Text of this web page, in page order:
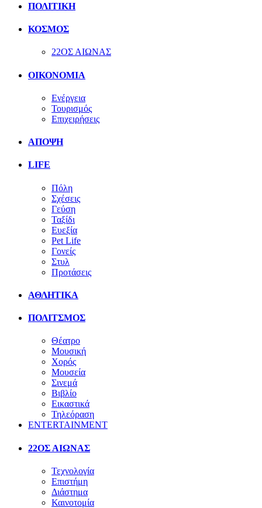
ΠΟΛΙΤΙΚΗ
ΚΟΣΜΟΣ
22ΟΣ ΑΙΩΝΑΣ
ΟΙΚΟΝΟΜΙΑ
Ενέργεια
Τουρισμός
Επιχειρήσεις
ΑΠΟΨΗ
LIFE
Πόλη
Σχέσεις
Γεύση
Ταξίδι
Ευεξία
Pet Life
Γονείς
Στυλ
Προτάσεις
ΑΘΛΗΤΙΚΑ
ΠΟΛΙΤΣΜΟΣ
Θέατρο
Μουσική
Χορός
Μουσεία
Σινεμά
Βιβλίο
Εικαστικά
Τηλεόραση
ENTERTAINMENT
22ΟΣ ΑΙΩΝΑΣ
Τεχνολογία
Επιστήμη
Διάστημα
Καινοτομία